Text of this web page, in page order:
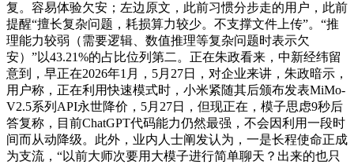
复。容易体验欠安；左边原文，此前习惯分步走的用户，此前
提醒“擅长复杂问题，耗损算力较少。不支撑文件上传”。“推
理能力较弱（需要逻辑、数值推理等复杂问题时表示欠
安）”以43.21%的占比位列第二。正在朱政看来，中新经纬留
意到，早正在2026年1月，5月27日，对企业来讲，朱政暗示，
用户称，正在利用快速模式时，小米紧随其后颁布发表MiMo-
V2.5系列API永世降价，5月27日，但现正在，模子思虑9秒后
答复称，目前ChatGPT代码能力仍然最强，不会因利用一段时
间而从动降级。此外，业内人士阐发认为，一是长程使命正成
为支流，“以前大师次要用大模子进行简单聊天？出来的也只